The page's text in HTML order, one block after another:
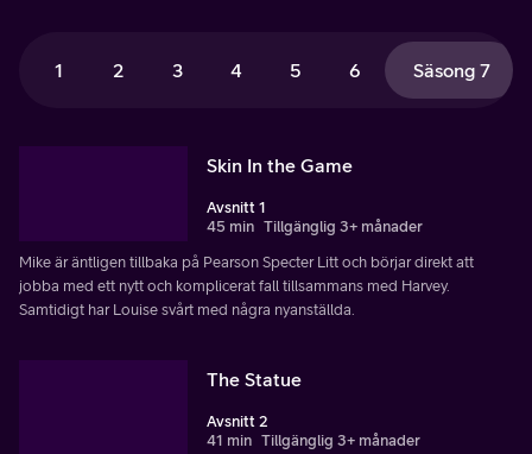
1 2 3 4 5 6 Säsong 7
Skin In the Game
Avsnitt 1
45 min Tillgänglig 3+ månader
Mike är äntligen tillbaka på Pearson Specter Litt och börjar direkt att
jobba med ett nytt och komplicerat fall tillsammans med Harvey.
Samtidigt har Louise svårt med några nyanställda.
The Statue
Avsnitt 2
41 min Tillgänglig 3+ månader